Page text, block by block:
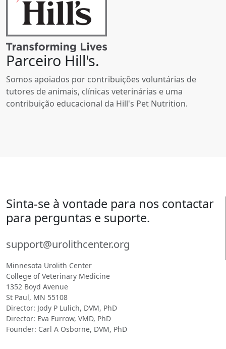
Parceiro Hill's.
Somos apoiados por contribuições voluntárias de
tutores de animais, clínicas veterinárias e uma
contribuição educacional da Hill's Pet Nutrition.
Sinta-se à vontade para nos contactar
para perguntas e suporte.
support@urolithcenter.org
Minnesota Urolith Center
College of Veterinary Medicine
1352 Boyd Avenue
St Paul, MN 55108
Director: Jody P Lulich, DVM, PhD
Director: Eva Furrow, VMD, PhD
Founder: Carl A Osborne, DVM, PhD